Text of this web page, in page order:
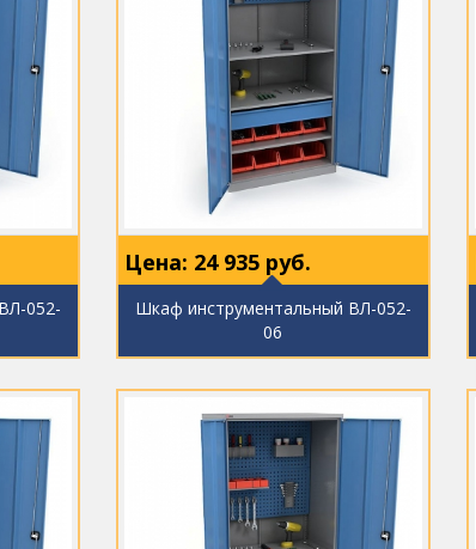
052-
Цена: 24 935 руб.
Шкаф инструментальный ВЛ-052-
06